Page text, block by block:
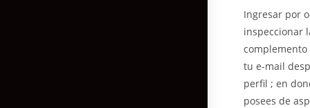
Ingresar por
inspeccionar
tu e-mail
perfil ; en
posees de